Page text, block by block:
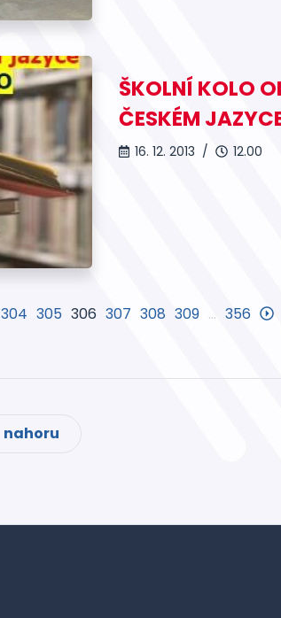
ŠKOLNÍ KOLO
ČESKÉM
16. 12. 2013 / 12.00
304 305 306 307 308 309 … 356
nahoru